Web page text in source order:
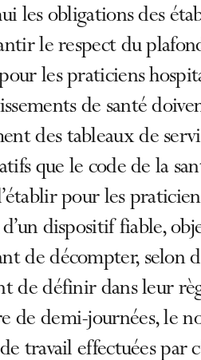
les obligations des
le respect du
les praticiens
de santé
des tableaux de
que le code de la
pour les
dispositif fiable,
de décompter, selon
de définir dans leur
de demi-journées, le
travail effectuées par